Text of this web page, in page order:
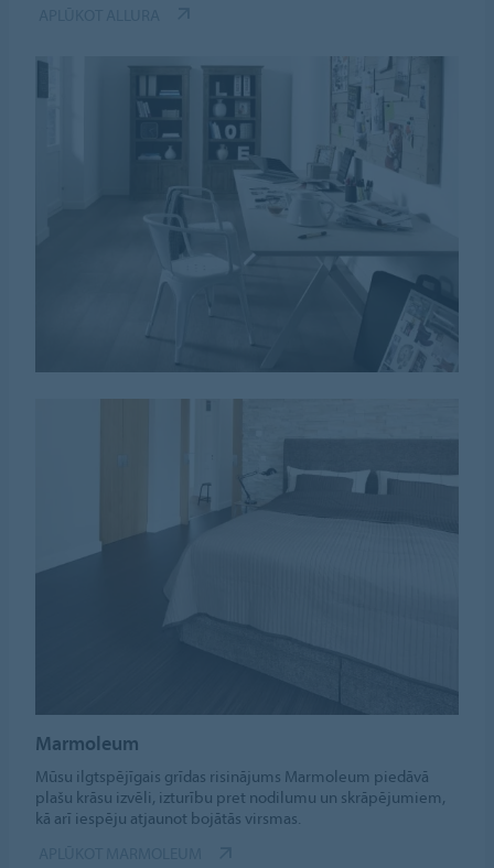
Marmoleum
Mūsu ilgtspējīgais grīdas risinājums Marmoleum piedāvā
plašu krāsu izvēli, izturību pret nodilumu un skrāpējumiem,
kā arī iespēju atjaunot bojātās virsmas.